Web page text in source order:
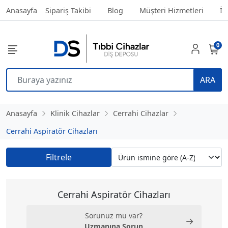
Anasayfa Sipariş Takibi Blog Müşteri Hizmetleri
ARA
0
Anasayfa Klinik Cihazlar
Cerrahi Cihazlar
Cerrahi Aspiratör Cihazları
Filtrele
Cerrahi Aspiratör Cihazları
Sorunuz mu var?
→